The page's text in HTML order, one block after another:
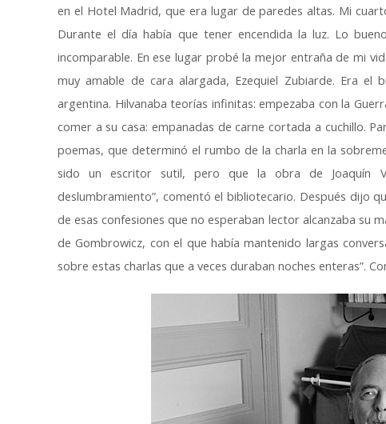
en el Hotel Madrid, que era lugar de paredes altas. Mi
Durante el día había que tener encendida la luz. Lo
incomparable. En ese lugar probé la mejor entraña de mi
muy amable de cara alargada, Ezequiel Zubiarde. Era
argentina. Hilvanaba teorías infinitas: empezaba con la
comer a su casa: empanadas de carne cortada a cuchillo.
poemas, que determinó el rumbo de la charla en la
sido un escritor sutil, pero que la obra de Joaquín
deslumbramiento”, comentó el bibliotecario. Después dijo
de esas confesiones que no esperaban lector alcanzaba su
de Gombrowicz, con el que había mantenido largas
sobre estas charlas que a veces duraban noches enteras”.